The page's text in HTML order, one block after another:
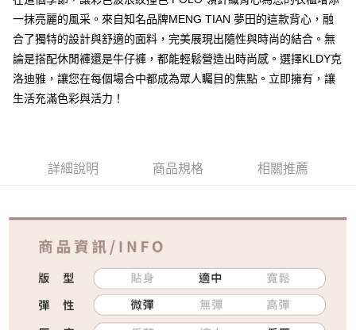
免運費
付款後7-11取貨
免運費
宅配
一抹亮麗的風采。來自知名品牌MENG TIAN 夢田的這款背心，融
合了獨特的設計與舒適的面料，完美展現出隨性與時尚的結合。無
論是搭配休閒褲還是牛仔褲，都能輕鬆營造出時尚感。選擇KLDY克
洛迪雅，讓您在每個場合中都成為眾人矚目的焦點。立即擁有，讓
生活充滿色彩與活力！
詳細說明 商品規格 相關推薦